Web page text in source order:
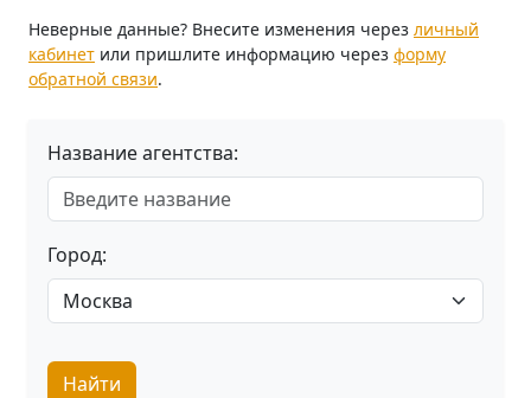
Неверные данные? Внесите изменения через личный
кабинет или пришлите информацию через форму
обратной связи.
Название агентства:
Город:
Найти